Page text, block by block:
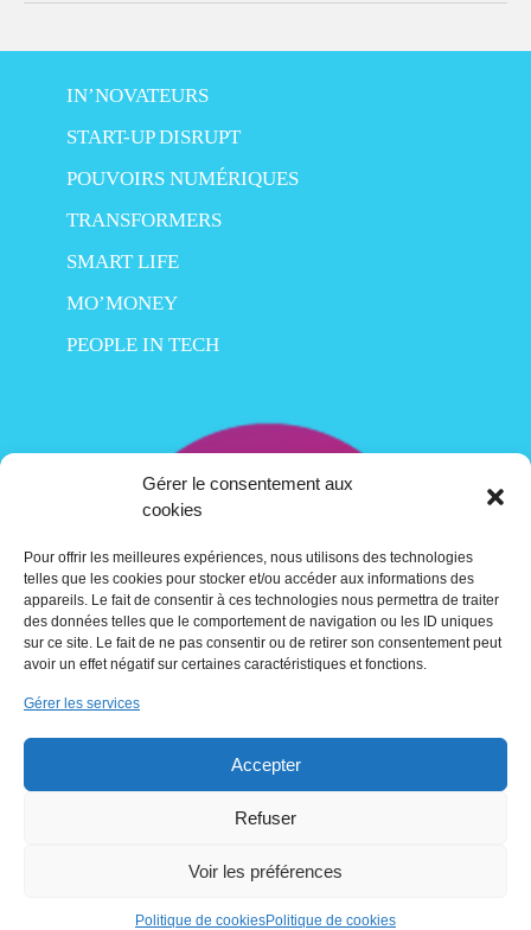
Gérer le consentement aux
cookies
Pour offrir les meilleures expériences, nous utilisons des technologies
telles que les cookies pour stocker et/ou accéder aux informations des
appareils. Le fait de consentir à ces technologies nous permettra de traiter
des données telles que le comportement de navigation ou les ID uniques
sur ce site. Le fait de ne pas consentir ou de retirer son consentement peut
avoir un effet négatif sur certaines caractéristiques et fonctions.
Gérer les services
Accepter
Refuser
Voir les préférences
Politique de cookiesPolitique de cookies
IN’NOVATEURS
START-UP DISRUPT
POUVOIRS NUMÉRIQUES
TRANSFORMERS
SMART LIFE
MO’MONEY
PEOPLE IN TECH
Crédits